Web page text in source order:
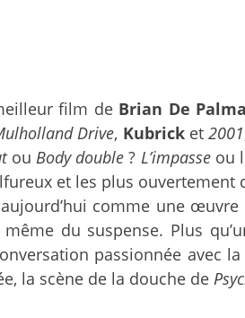
film de Brian De Palma
Drive, Kubricket2001
ouBody double ? L’impasseou
et les plus
comme une
du suspense. Plus
passionnée avec
la scène de la douche de